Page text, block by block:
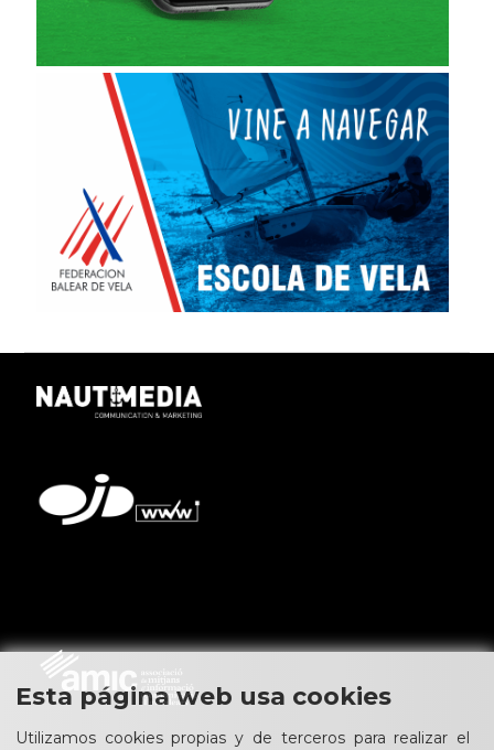
Esta página web usa cookies
Utilizamos cookies propias y de terceros para realizar el